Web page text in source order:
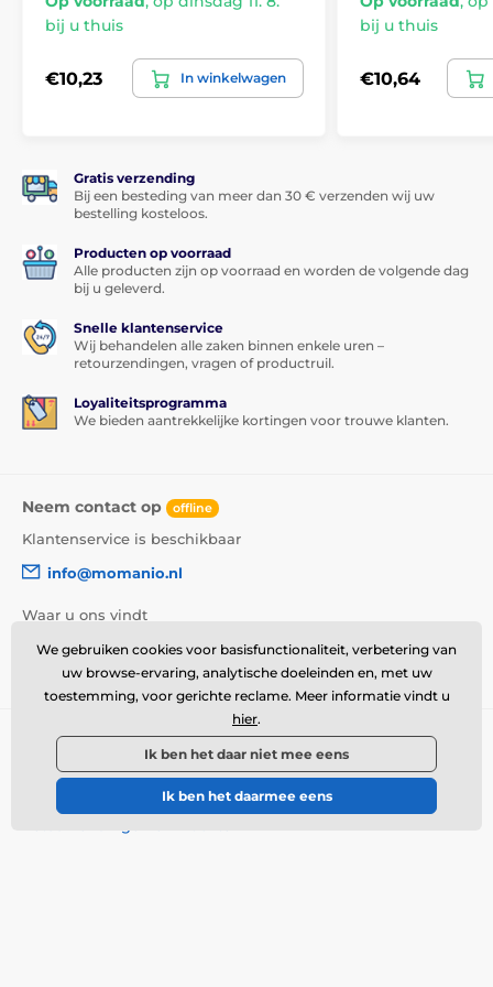
bij u thuis
€10,23 In winkelwagen
bij u thuis
€10,64
Gratis verzending
Bij een besteding van meer dan 30 € verzenden wij uw
bestelling kosteloos.
Producten op voorraad
Alle producten zijn op voorraad en worden de volgende dag
bij u geleverd.
Snelle klantenservice
Wij behandelen alle zaken binnen enkele uren –
retourzendingen, vragen of productruil.
Loyaliteitsprogramma
We bieden aantrekkelijke kortingen voor trouwe klanten.
Neem contact op offline
Klantenservice is beschikbaar
info@momanio.nl
Waar u ons vindt
Nederlands
Alles over winkelen
Transport
Algemene voorwaarden
We gebruiken cookies voor basisfunctionaliteit, verbetering van
uw browse-ervaring, analytische doeleinden en, met uw
toestemming, voor gerichte reclame. Meer informatie vindt u
hier.
Ik ben het daar niet mee eens
Ik ben het daarmee eens